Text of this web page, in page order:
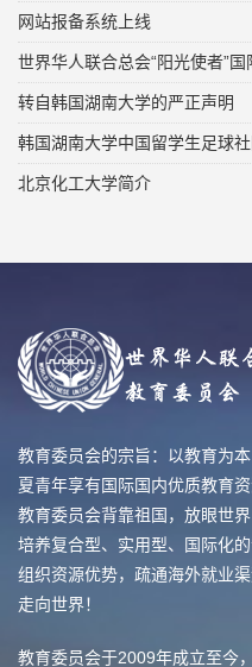
网站报备系统上线
世界华人联合总会“阳光使者”
转自韩国湖南大学的严正声明
韩国湖南大学中国留学生足球
北京化工大学简介
教育委员会的宗旨：以教育为
夏青年享有国际国内优质教育
教育委员会背靠祖国，放眼世
培养复合型、实用型、国际化
组织资源优势，疏通海外就业
走向世界！
教育委员会于2009年成立至今